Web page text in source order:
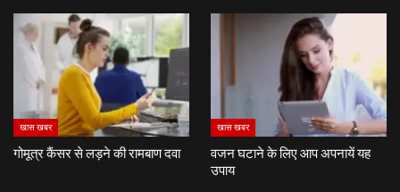
खास खबर
गोमूत्र कैंसर से लड़ने की रामबाण दवा
खास खबर
वजन घटाने के लिए आप अपनायें यह
उपाय